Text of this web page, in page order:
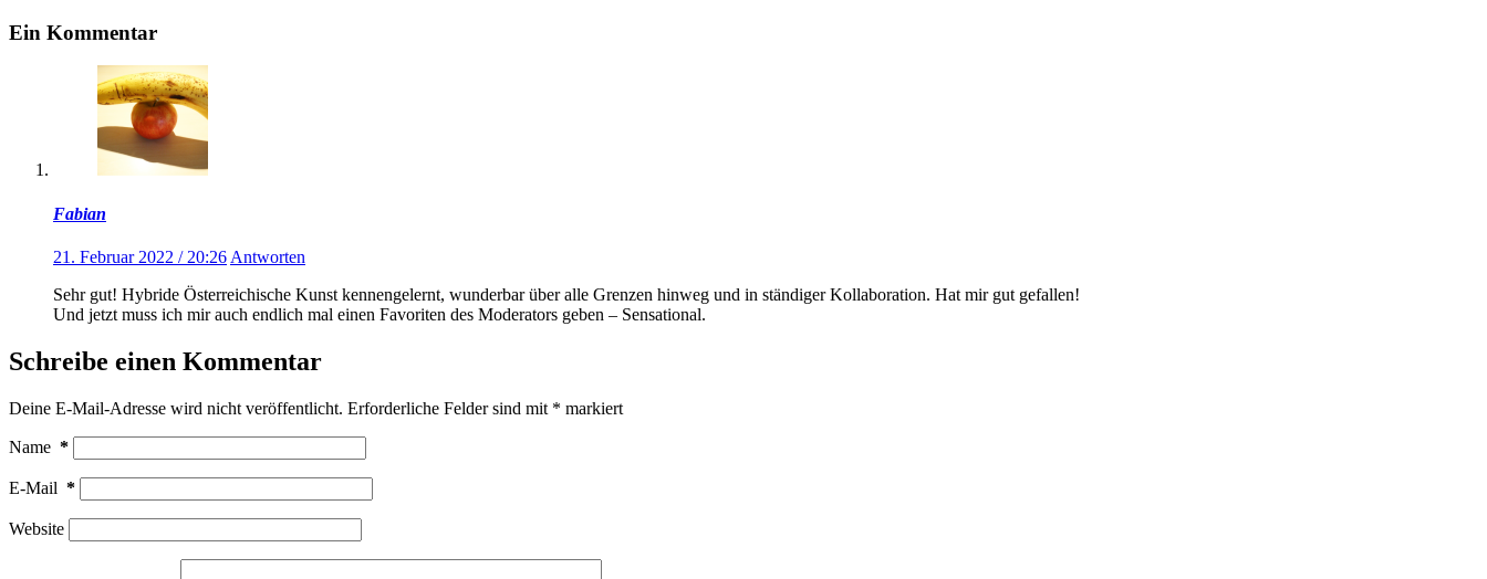
Ein Kommentar
Fabian
21. Februar 2022 / 20:26 Antworten
Sehr gut! Hybride Österreichische Kunst kennengelernt, wunderbar über alle Grenzen hinweg und in ständiger Kollaboration. Hat mir gut gefallen!
Und jetzt muss ich mir auch endlich mal einen Favoriten des Moderators geben – Sensational.
Schreibe einen Kommentar
Deine E-Mail-Adresse wird nicht veröffentlicht. Erforderliche Felder sind mit * markiert
Name *
E-Mail *
Website